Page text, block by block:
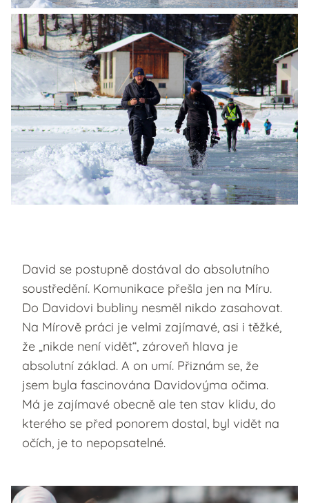
David se postupně dostával do absolutního
soustředění. Komunikace přešla jen na Míru.
Do Davidovi bubliny nesměl nikdo zasahovat.
Na Mírově práci je velmi zajímavé, asi i těžké,
že „nikde není vidět“, zároveň hlava je
absolutní základ. A on umí. Přiznám se, že
jsem byla fascinována Davidovýma očima.
Má je zajímavé obecně ale ten stav klidu, do
kterého se před ponorem dostal, byl vidět na
očích, je to nepopsatelné.